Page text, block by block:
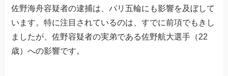
佐野海舟容疑者の逮捕は、パリ五輪にも影響を及ぼして
います。特に注目されているのは、すでに前項でもきし
ましたが、佐野容疑者の実弟である佐野航大選手（22
歳）への影響です。